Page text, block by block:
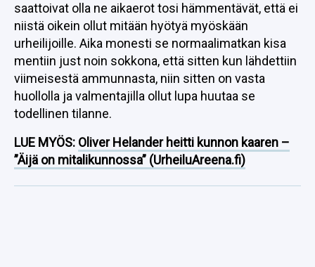
saattoivat olla ne aikaerot tosi hämmentävät, että ei
niistä oikein ollut mitään hyötyä myöskään
urheilijoille. Aika monesti se normaalimatkan kisa
mentiin just noin sokkona, että sitten kun lähdettiin
viimeisestä ammunnasta, niin sitten on vasta
huollolla ja valmentajilla ollut lupa huutaa se
todellinen tilanne.
LUE MYÖS: Oliver Helander heitti kunnon kaaren –
”Äijä on mitalikunnossa” (UrheiluAreena.fi)